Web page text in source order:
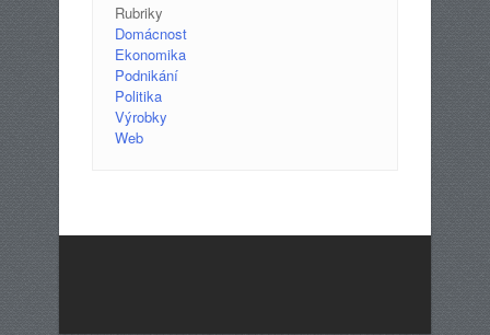
Rubriky
Domácnost
Ekonomika
Podnikání
Politika
Výrobky
Web